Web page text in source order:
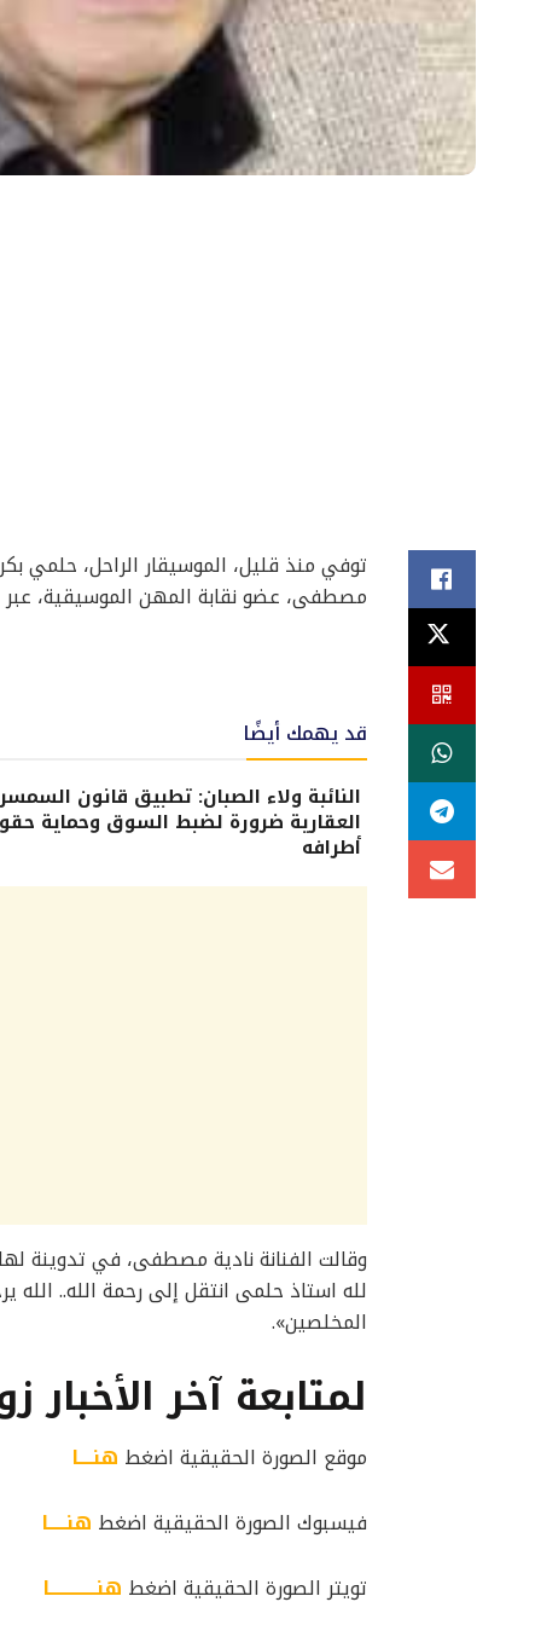
توفي منذ قليل، الموسيقار الراحل، حلمي
مصطفى، عضو نقابة المهن الموسيقية،
قد يهمك أيضًا
النائبة ولاء الصبان: تطبيق قانون
العقارية ضرورة لضبط السوق وحماية
أطرافه
وقالت الفنانة نادية مصطفى، في تدوينة لها
لله استاذ حلمى انتقل إلى رحمة الله.. الله
المخلصين».
لمتابعة آخر الأخبار
موقع الصورة الحقيقية اضغط هنــــا
فيسبوك الصورة الحقيقية اضغط هنـــــا
تويتر الصورة الحقيقية اضغط هنـــــــــــــا